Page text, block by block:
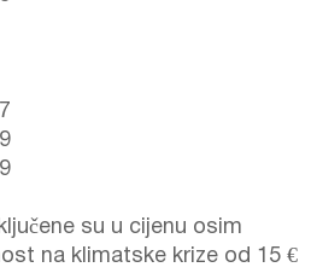
su u cijenu osim
na klimatske krize od 15 €